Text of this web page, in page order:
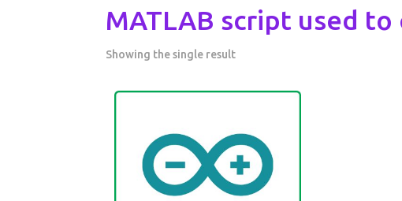
MATLAB script used
Showing the single result